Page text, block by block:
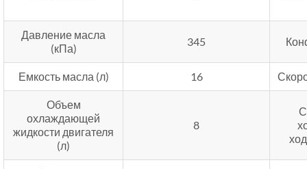
Давление масла
(кПа)
345
Емкость масла (л) 16
Объем
охлаждающей
жидкости двигателя
(л)
8